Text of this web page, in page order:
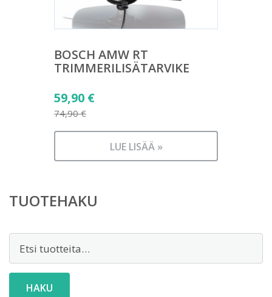
BOSCH AMW RT
TRIMMERILISÄTARVIKE
74,90€
Alkuperäinen
hinta
oli:
59,90 €
Nykyinen
on:
LUE LISÄÄ »
TUOTEHAKU
HAKU